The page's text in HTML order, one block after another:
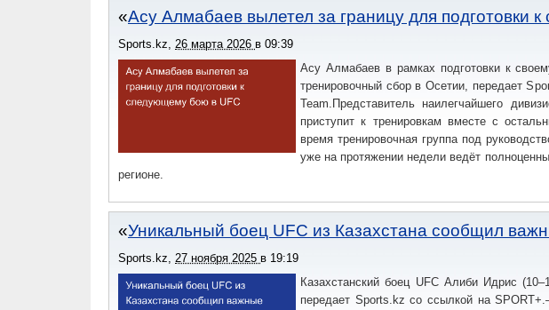
аудитории.«Одна из них — фестиваль Drive Forum GREAT ORDA.
Асу Алмабаев вылетел за границу для подготовки
Sports.kz, 26 марта 2026 в 09:39
Асу Алмабаев в рамках подготовки к
тренировочный сбор в Осетии, передает
Team.Представитель наилегчайшего
приступит к тренировкам вместе с
время тренировочная группа под
уже на протяжении недели ведёт
регионе.
Уникальный боец UFC из Казахстана сообщил
Sports.kz, 27 ноября 2025 в 19:19
Казахстанский боец UFC Алиби Идрис
передает Sports.kz со ссылкой на